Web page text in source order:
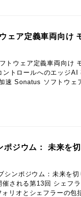
ェア定義車両向け
トウェア定義車両向け
トロールへのエッジAI
速 Sonatus ソフトウェ
ジウム： 未来を
シンポジウム：未来を切
される第13回 シェフ
リオとシェフラーの包